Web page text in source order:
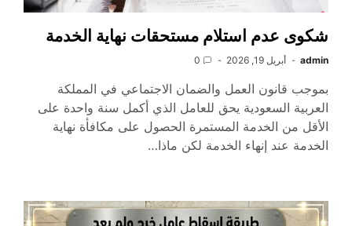
شكوى عدم استلام مستحقات نهاية الخدمة
admin أبريل 19, 2026 0
بموجب قانون العمل والضمان الاجتماعي في المملكة
العربية السعودية يحق للعامل الذي أكمل سنة واحدة على
الأقل من الخدمة المستمرة الحصول على مكافأة نهاية
الخدمة عند إنهاء الخدمة لكن ماذا…